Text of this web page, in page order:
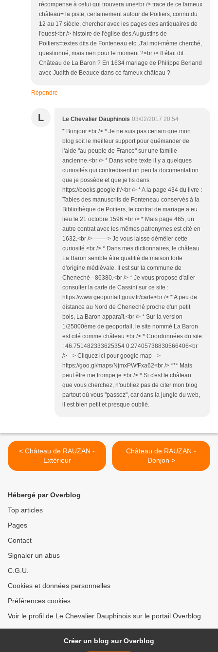
récompense à celui qui trouvera une<br /> trace de ce fameux
château= la piste, certainement autour de Poitiers, connu du
12 au 17 siècle, chercher avec les pages des antiquaires de
l'ouest<br /> histoire de l'église des Augustins de
Poitiers=textes dits de Fonteneau etc..J'ai moi-même cherché,
questionné, mais rien pour le moment ?<br /> Il était dit :
Château de La Baron ? En 1634 mariage de Philippe Berland
avec Judith de Beauce dans ce fameux château ?
Répondre
L Le Chevalier Dauphinois 03/02/2017 20:54
* Bonjour.<br /> * Je ne suis pas certain que mon
blog soit le meilleur support pour quémander de
l'aide "au peuple de France" sur une famille
ancienne.<br /> * Dans votre texte il y a quelques
curiosités qui contredisent un peu la documentation
que je possède et que je lis dans
https://books.google.fr/<br /> * A la page 434 du livre :
Tables des manuscrits de Fonteneau conservés à la
Bibliothèque de Poitiers, le contrat de mariage a eu
lieu le 21 octobre 1596.<br /> * Mais page 465, un
autre contrat avec les mêmes patronymes est cité en
1632.<br /> -------> Je vous laisse démêler cette
curiosité.<br /> * Dans mes dictionnaires, le château
La Baron semble être qualifié de maison forte
d'origine médiévale. Il est sur la commune de
Cheneché - 86380.<br /> * Je vous propose d'aller
consulter la carte de Cassini sur ce site :
https://www.geoportail.gouv.fr/carte<br /> * A peu de
distance au Nord de Cheneché proche d'un petit
bois, La Baron apparaît.<br /> * Sur la version
1/25000ème de geoportail, le site nommé La Baron
est cité comme château.<br /> * Coordonnées du site
: 46.751482333625354 0.27405738830566406<br
/> --> Cliquez ici pour google map -->
https://goo.gl/maps/NjmxPWfFxa62<br /> *** Mais
peut être me trompe je.<br /> * Si c'est le château
que vous cherchez, n'oubliez pas de citer mon blog
partout où vous "passez", car dans la jungle du web,
il est bien petit et presque oublié.
< Château de RAUZAN -
Extérieur
Château de RAUZAN -
Donjon >
Hébergé par Overblog
Top articles
Pages
Contact
Signaler un abus
C.G.U.
Cookies et données personnelles
Préférences cookies
Voir le profil de Le Chevalier Dauphinois sur le portail Overblog
Créer un blog sur Overblog